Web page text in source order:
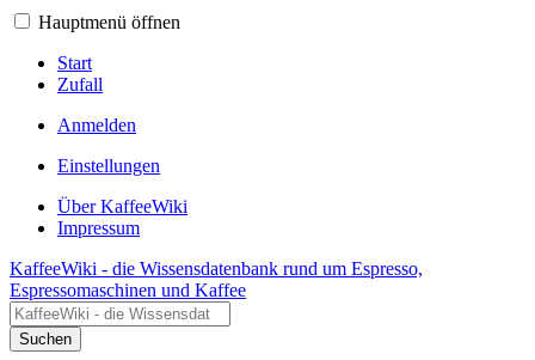
Hauptmenü öffnen
Start
Zufall
Anmelden
Einstellungen
Über KaffeeWiki
Impressum
KaffeeWiki - die Wissensdatenbank rund um Espresso,
Espressomaschinen und Kaffee
Suchen